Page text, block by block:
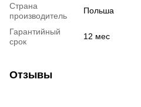
Страна
производитель
Польша
Гарантийный
срок
12 мес
Отзывы